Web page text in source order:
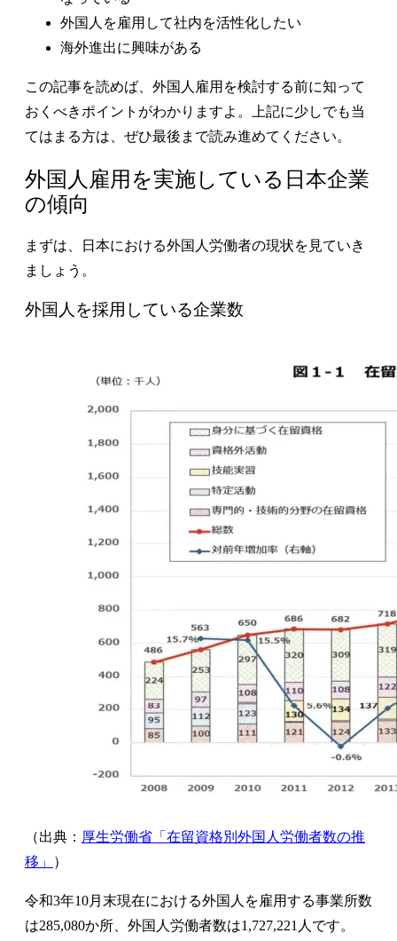
外国人を雇用して社内を活性化したい
海外進出に興味がある
この記事を読めば、外国人雇用を検討する前に知って
おくべきポイントがわかりますよ。上記に少しでも当
てはまる方は、ぜひ最後まで読み進めてください。
外国人雇用を実施している日本企業
の傾向
まずは、日本における外国人労働者の現状を見ていき
ましょう。
外国人を採用している企業数
（出典： 厚生労働省「在留資格別外国人労働者数の推
移」
）
令和3年10月末現在における外国人を雇用する事業所数
は285,080か所、外国人労働者数は1,727,221人です。